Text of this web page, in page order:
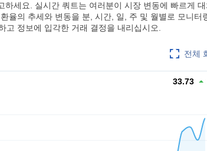
세요. 실시간 쿼트는 여러분이 시장 변동에 빠르게
율의 추세와 변동을 분, 시간, 일, 주 및 월별로 모니터
정보에 입각한 거래 결정을 내리십시오.
전체
33.73